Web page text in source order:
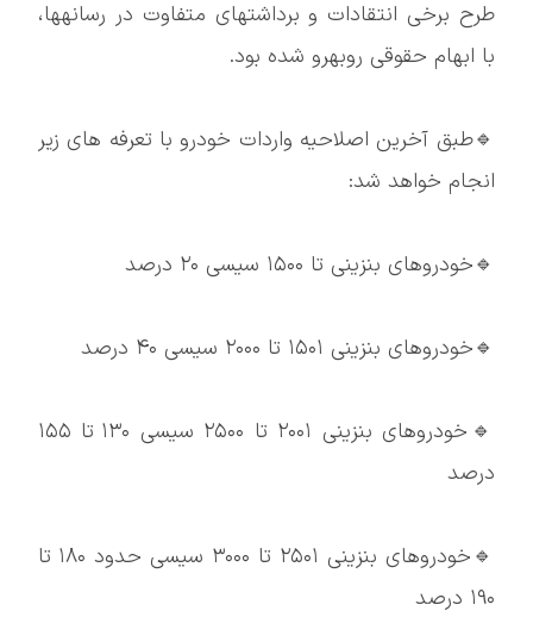
طرح برخی انتقادات و برداشتهای متفاوت در رسانهها،
با ابهام حقوقی روبهرو شده بود.
🔹طبق آخرین اصلاحیه واردات خودرو با تعرفه های زیر
انجام خواهد شد:
🔹خودروهای بنزینی تا ۱۵۰۰ سیسی ۲۰ درصد
🔹خودروهای بنزینی ۱۵۰۱ تا ۲۰۰۰ سیسی ۴۰ درصد
🔹خودروهای بنزینی ۲۰۰۱ تا ۲۵۰۰ سیسی ۱۳۰ تا ۱۵۵
درصد
🔹خودروهای بنزینی ۲۵۰۱ تا ۳۰۰۰ سیسی حدود ۱۸۰ تا
۱۹۰ درصد